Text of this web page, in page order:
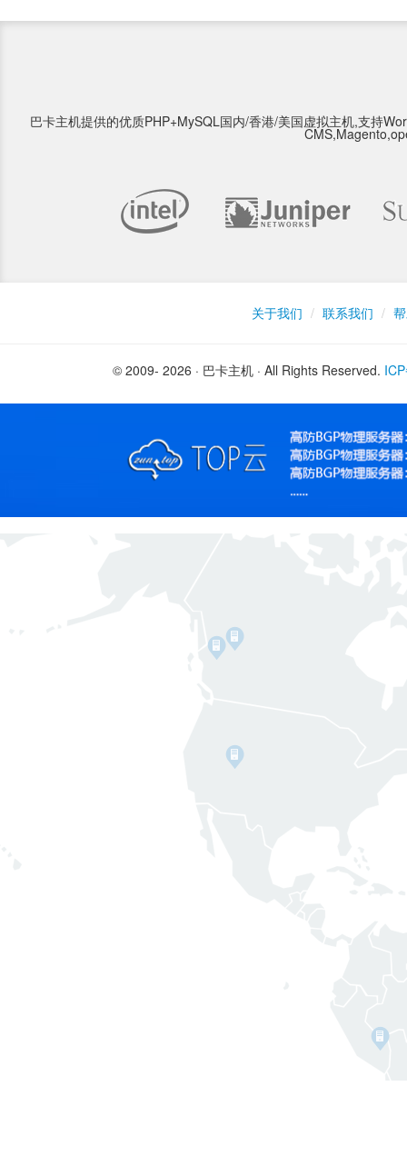
巴卡主机提供的优质PHP+MySQL国内/香港/美国虚拟主机,支持
关于我们 / 联系我们 /
© 2009- 2026 · 巴卡主机 · All Rights Reserved.